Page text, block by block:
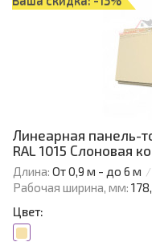
Линеарная панель-
RAL 1015 Слоновая
Длина: От 0,9 м - до 6 м
Рабочая ширина, мм:
Цвет: